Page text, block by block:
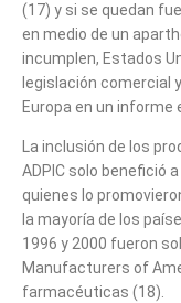
(17) y si se quedan
en medio de un
incumplen, Estados
legislación comercial
Europa en un informe
La inclusión de los
ADPIC solo benefició
quienes lo
la mayoría de los
1996 y 2000 fueron
Manufacturers of
farmacéuticas (18).